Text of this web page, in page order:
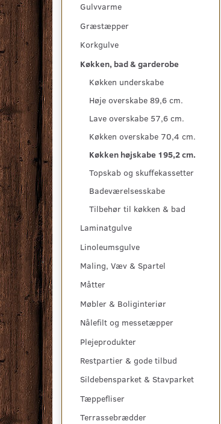
Gulvvarme
Græstæpper
Korkgulve
Køkken, bad & garderobe
Køkken underskabe
Høje overskabe 89,6 cm.
Lave overskabe 57,6 cm.
Køkken overskabe 70,4 cm.
Køkken højskabe 195,2 cm.
Topskab og skuffekassetter
Badeværelsesskabe
Tilbehør til køkken & bad
Laminatgulve
Linoleumsgulve
Maling, Væv & Spartel
Måtter
Møbler & Boliginteriør
Nålefilt og messetæpper
Plejeprodukter
Restpartier & gode tilbud
Sildebensparket & Stavparket
Tæppefliser
Terrassebrædder